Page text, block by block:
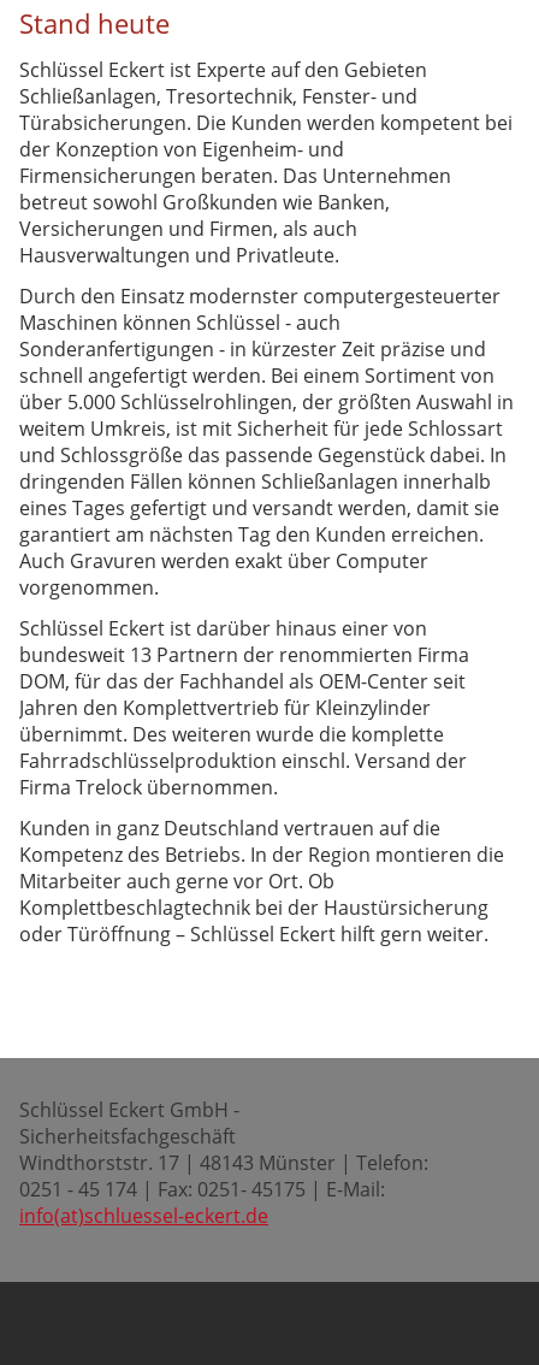
Stand heute
Schlüssel Eckert ist Experte auf den Gebieten
Schließanlagen, Tresortechnik, Fenster- und
Türabsicherungen. Die Kunden werden kompetent bei
der Konzeption von Eigenheim- und
Firmensicherungen beraten. Das Unternehmen
betreut sowohl Großkunden wie Banken,
Versicherungen und Firmen, als auch
Hausverwaltungen und Privatleute.
Durch den Einsatz modernster computergesteuerter
Maschinen können Schlüssel - auch
Sonderanfertigungen - in kürzester Zeit präzise und
schnell angefertigt werden. Bei einem Sortiment von
über 5.000 Schlüsselrohlingen, der größten Auswahl in
weitem Umkreis, ist mit Sicherheit für jede Schlossart
und Schlossgröße das passende Gegenstück dabei. In
dringenden Fällen können Schließanlagen innerhalb
eines Tages gefertigt und versandt werden, damit sie
garantiert am nächsten Tag den Kunden erreichen.
Auch Gravuren werden exakt über Computer
vorgenommen.
Schlüssel Eckert ist darüber hinaus einer von
bundesweit 13 Partnern der renommierten Firma
DOM, für das der Fachhandel als OEM-Center seit
Jahren den Komplettvertrieb für Kleinzylinder
übernimmt. Des weiteren wurde die komplette
Fahrradschlüsselproduktion einschl. Versand der
Firma Trelock übernommen.
Kunden in ganz Deutschland vertrauen auf die
Kompetenz des Betriebs. In der Region montieren die
Mitarbeiter auch gerne vor Ort. Ob
Komplettbeschlagtechnik bei der Haustürsicherung
oder Türöffnung – Schlüssel Eckert hilft gern weiter.
Schlüssel Eckert GmbH -
Sicherheitsfachgeschäft
Windthorststr. 17 | 48143 Münster | Telefon:
0251 - 45 174 | Fax: 0251- 45175 | E-Mail:
info(at)schluessel-eckert.de